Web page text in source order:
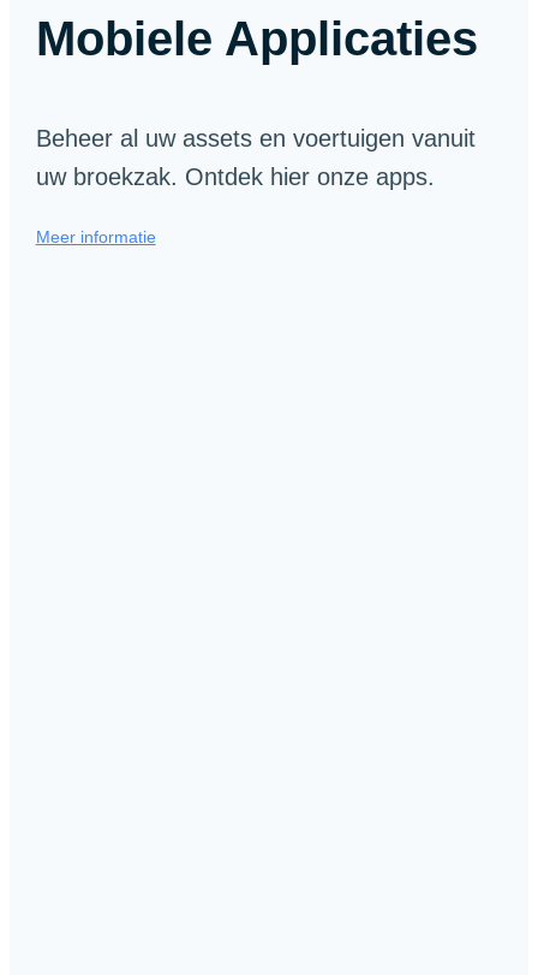
Mobiele Applicaties
Beheer al uw assets en voertuigen vanuit
uw broekzak. Ontdek hier onze apps.
Meer informatie